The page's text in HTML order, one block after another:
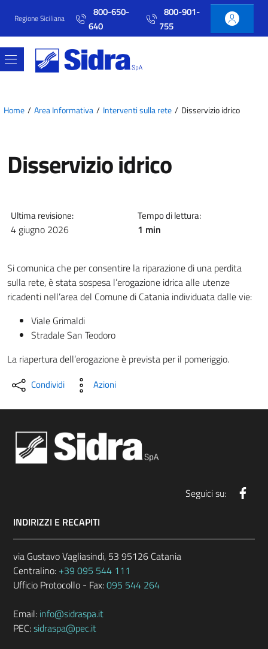
Vai al contenuto principale
Vai al menu principale
Regione Siciliana
800-650-
640
800-901-
755
Home Area Informativa Interventi sulla rete Disservizio idrico
Disservizio idrico
Ultima revisione:
4 giugno 2026
Tempo di lettura:
1 min
Si comunica che per consentire la riparazione di una perdita
sulla rete, è stata sospesa l’erogazione idrica alle utenze
ricadenti nell’area del Comune di Catania individuata dalle vie:
Viale Grimaldi
Stradale San Teodoro
La riapertura dell’erogazione è prevista per il pomeriggio.
Condividi Azioni
Seguici su:
INDIRIZZI E RECAPITI
via Gustavo Vagliasindi, 53 95126 Catania
Centralino: +39 095 544 111
Ufficio Protocollo - Fax:095 544 264
Email: info@sidraspa.it
PEC:sidraspa@pec.it